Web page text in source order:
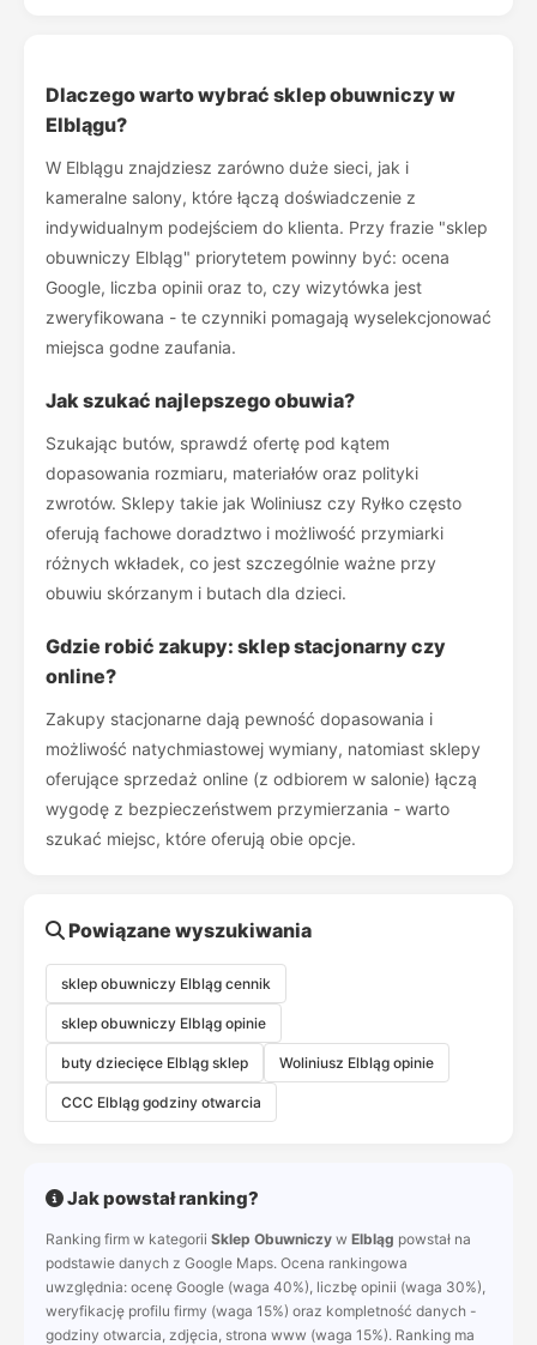
Dlaczego warto wybrać sklep obuwniczy w
Elblągu?
W Elblągu znajdziesz zarówno duże sieci, jak i
kameralne salony, które łączą doświadczenie z
indywidualnym podejściem do klienta. Przy frazie "sklep
obuwniczy Elbląg" priorytetem powinny być: ocena
Google, liczba opinii oraz to, czy wizytówka jest
zweryfikowana - te czynniki pomagają wyselekcjonować
miejsca godne zaufania.
Jak szukać najlepszego obuwia?
Szukając butów, sprawdź ofertę pod kątem
dopasowania rozmiaru, materiałów oraz polityki
zwrotów. Sklepy takie jak Woliniusz czy Ryłko często
oferują fachowe doradztwo i możliwość przymiarki
różnych wkładek, co jest szczególnie ważne przy
obuwiu skórzanym i butach dla dzieci.
Gdzie robić zakupy: sklep stacjonarny czy
online?
Zakupy stacjonarne dają pewność dopasowania i
możliwość natychmiastowej wymiany, natomiast sklepy
oferujące sprzedaż online (z odbiorem w salonie) łączą
wygodę z bezpieczeństwem przymierzania - warto
szukać miejsc, które oferują obie opcje.
Powiązane wyszukiwania
sklep obuwniczy Elbląg cennik
sklep obuwniczy Elbląg opinie
buty dziecięce Elbląg sklep Woliniusz Elbląg opinie
CCC Elbląg godziny otwarcia
Jak powstał ranking?
Ranking firm w kategorii Sklep Obuwniczy w Elbląg powstał na
podstawie danych z Google Maps. Ocena rankingowa
uwzględnia: ocenę Google (waga 40%), liczbę opinii (waga 30%),
weryfikację profilu firmy (waga 15%) oraz kompletność danych -
godziny otwarcia, zdjęcia, strona www (waga 15%). Ranking ma